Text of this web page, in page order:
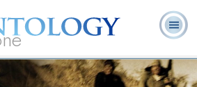
cos’è
Ministri
Volontari
Domande
ricorrenti